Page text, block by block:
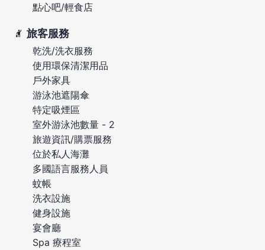
點心吧/輕食店
旅客服務
乾洗/洗衣服務
使用環保清潔用品
戶外家具
游泳池遮陽傘
特定吸煙區
室外游泳池數量 - 2
旅遊資訊/購票服務
位於私人海灘
多國語言服務人員
蚊帳
洗衣設施
健身設施
宴會廳
Spa 療程室